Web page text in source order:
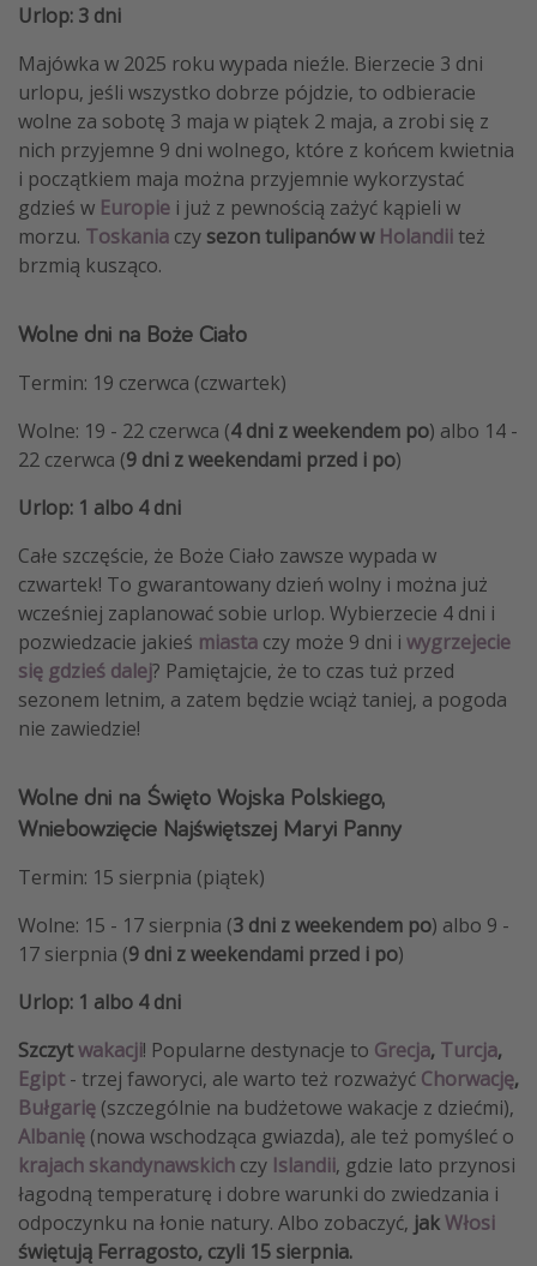
Urlop: 3 dni
Majówka w 2025 roku wypada nieźle. Bierzecie 3 dni
urlopu, jeśli wszystko dobrze pójdzie, to odbieracie
wolne za sobotę 3 maja w piątek 2 maja, a zrobi się z
nich przyjemne 9 dni wolnego, które z końcem kwietnia
i początkiem maja można przyjemnie wykorzystać
gdzieś w Europie i już z pewnością zażyć kąpieli w
morzu. Toskania czy sezon tulipanów w Holandii też
brzmią kusząco.
Wolne dni na Boże Ciało
Termin: 19 czerwca (czwartek)
Wolne: 19 - 22 czerwca (4 dni z weekendem po) albo 14 -
22 czerwca (9 dni z weekendami przed i po)
Urlop: 1 albo 4 dni
Całe szczęście, że Boże Ciało zawsze wypada w
czwartek! To gwarantowany dzień wolny i można już
wcześniej zaplanować sobie urlop. Wybierzecie 4 dni i
pozwiedzacie jakieś miasta czy może 9 dni i wygrzejecie
się gdzieś dalej? Pamiętajcie, że to czas tuż przed
sezonem letnim, a zatem będzie wciąż taniej, a pogoda
nie zawiedzie!
Wolne dni na Święto Wojska Polskiego,
Wniebowzięcie Najświętszej Maryi Panny
Termin: 15 sierpnia (piątek)
Wolne: 15 - 17 sierpnia (3 dni z weekendem po) albo 9 -
17 sierpnia (9 dni z weekendami przed i po)
Urlop: 1 albo 4 dni
Szczytwakacji! Popularne destynacje to Grecja, Turcja,
Egipt - trzej faworyci, ale warto też rozważyć Chorwację,
Bułgarię (szczególnie na budżetowe wakacje z dziećmi),
Albanię (nowa wschodząca gwiazda), ale też pomyśleć o
krajach skandynawskich czy Islandii, gdzie lato przynosi
łagodną temperaturę i dobre warunki do zwiedzania i
odpoczynku na łonie natury. Albo zobaczyć, jakWłosi
świętują Ferragosto, czyli 15 sierpnia.